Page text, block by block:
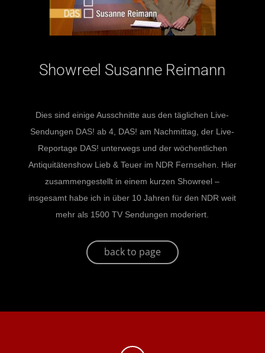
Showreel Susanne Reimann
Dies sind einige Ausschnitte aus den täglichen Live-
Sendungen DAS! ab 4 , DAS! am Nachmittag, der Live-
Reportage DAS! unterwegs und der wöchentlichen
Antiquitätenshow Lieb & Teuer im NDR Fernsehen . Hier
zusammengestellt in einem kurzen Showreel –
insgesamt habe ich in über 10 Jahren für den NDR weit
mehr als 1500 TV Sendungen moderiert.
back to page